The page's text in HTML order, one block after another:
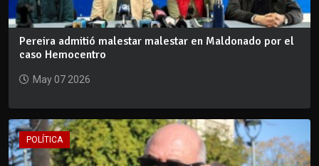
Pereira admitió malestar malestar en Maldonado por el
caso Hemocentro
May 07 2026
POLÍTICA